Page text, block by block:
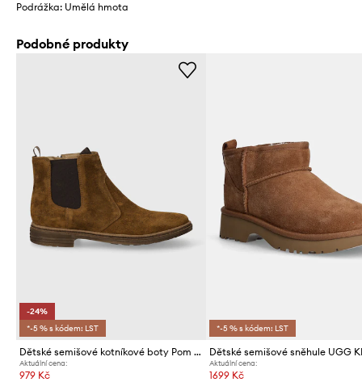
Podrážka: Umělá hmota
Podobné produkty
-24%
*-5 % s kódem: LST
Dětské semišové kotníkové boty Pom D'api BROTHER JODZIP
Aktuální cena:
979 Kč
*-5 % s kódem: LST
Aktuální cena:
1699 Kč